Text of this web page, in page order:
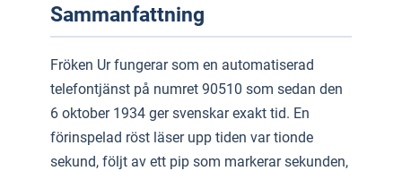
Sammanfattning
Fröken Ur fungerar som en automatiserad
telefontjänst på numret 90510 som sedan den
6 oktober 1934 ger svenskar exakt tid. En
förinspelad röst läser upp tiden var tionde
sekund, följt av ett pip som markerar sekunden,